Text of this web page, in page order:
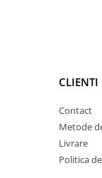
CLIENTI
Contact
Metode
Livrare
Politica